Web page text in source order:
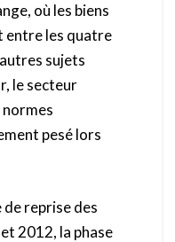
où les biens
entre les quatre
sujets
le secteur
pesé lors
de reprise des
2012, la phase